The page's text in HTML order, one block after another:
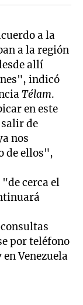
a la
a la región
allí
indicó
Télam.
en este
salir de
nos
de ellos",
cerca el
por teléfono
Venezuela